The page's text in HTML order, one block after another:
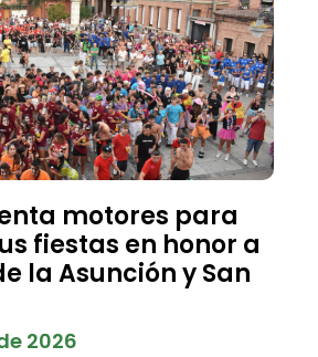
motores para
fiestas en honor a
la Asunción y San
2026